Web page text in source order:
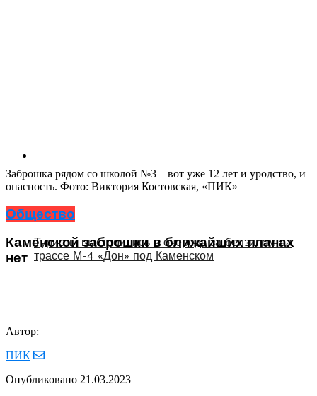
Туристы выстроились в очередь за бензином на
трассе М-4 «Дон» под Каменском
Заброшка рядом со школой №3 – вот уже 12 лет и уродство, и
опасность. Фото: Виктория Костовская, «ПИК»
Общество
Каменской заброшки в ближайших планах
нет
Автор:
ПИК
Опубликовано 21.03.2023